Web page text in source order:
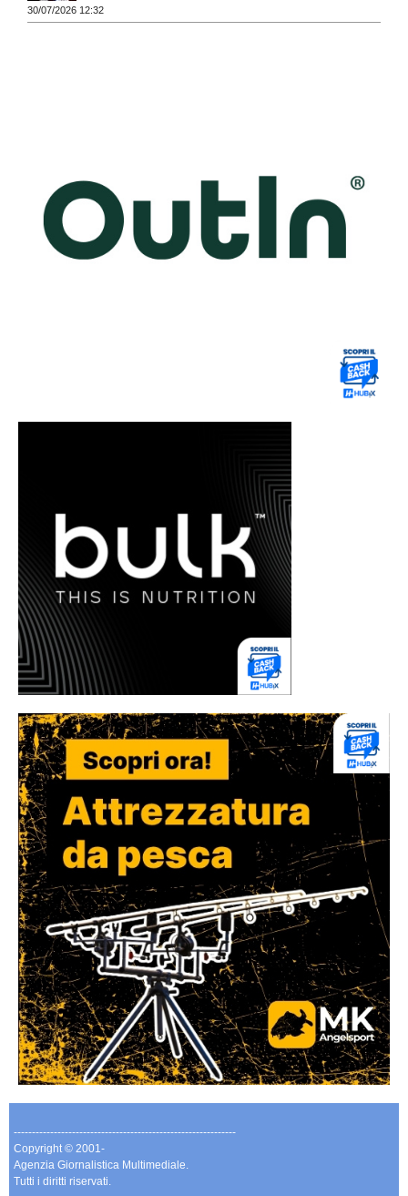
30/07/2026 12:32
-------------------------------------------------------------
Copyright © 2001-
Agenzia Giornalistica Multimediale.
Tutti i diritti riservati.